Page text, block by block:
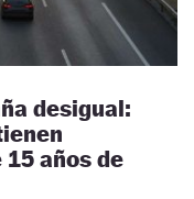
desigual:
años de